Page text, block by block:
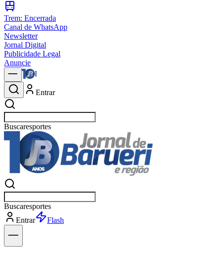
Trem: Encerrada
Canal de WhatsApp
Newsletter
Jornal Digital
Publicidade Legal
Anuncie
Entrar
Buscarpolí
Buscarpolí
Entrar
Flash